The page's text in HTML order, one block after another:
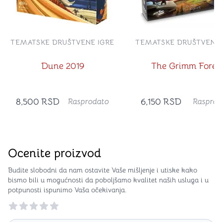
Dune 2019
TEMATSKE DRUŠTVENE IGRE
8,500 RSD Rasprodato
The Grimm
TEMATSKE DRUŠTVENE
6,150 RSD
Ocenite proizvod
Budite slobodni da nam ostavite Vaše mišljenje i utiske kako
bismo bili u mogućnosti da poboljšamo kvalitet naših usluga i u
potpunosti ispunimo Vaša očekivanja.
Reviews